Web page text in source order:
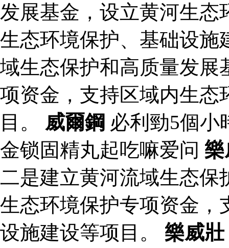
发展基金，设立黄河生态
生态环境保护、基础设施
域生态保护和高质量发展
项资金，支持区域内生态
目。 威爾鋼 必利勁5個小
金锁固精丸起吃嘛爱问
二是建立黄河流域生态保
生态环境保护专项资金，
设施建设等项目。 樂威壯